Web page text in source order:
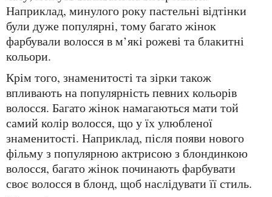
Наприклад, минулого року пастельні відтінки
були дуже популярні, тому багато жінок
фарбували волосся в м’які рожеві та блакитні
кольори.
Крім того, знаменитості та зірки також
впливають на популярність певних кольорів
волосся. Багато жінок намагаються мати той
самий колір волосся, що у їх улюбленої
знаменитості. Наприклад, після появи нового
фільму з популярною актрисою з блондинкою
волосся, багато жінок починають фарбувати
своє волосся в блонд, щоб наслідувати її стиль.